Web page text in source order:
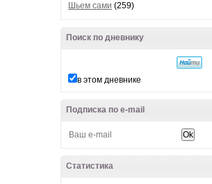
Шьем сами (259)
Поиск по дневнику
в этом дневнике
Подписка по e-mail
Статистика